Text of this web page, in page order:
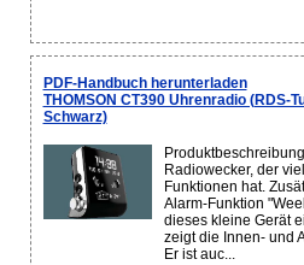
PDF-Handbuch herunterladen
THOMSON CT390 Uhrenradio (RDS-
Schwarz)
Radiowecker, der
Funktionen hat.
Alarm-Funktion
dieses kleine Gerät
zeigt die Innen- und
Er ist auc...